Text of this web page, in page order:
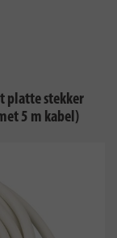
platte stekker
5 m kabel)